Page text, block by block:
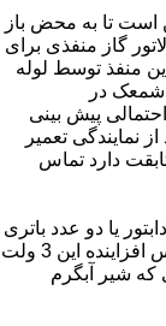
تا به محض باز
گاز منفذی برای
منفذ توسط لوله
شمعک در
پیش بینی
نمایندگی تعمیر
دارد تماس
یا دو عدد باتری
1/5 ولت تامین می شود.برای ایجاد جرقه یک تراس افزاینده این 3 ولت
که شیر آبگرم